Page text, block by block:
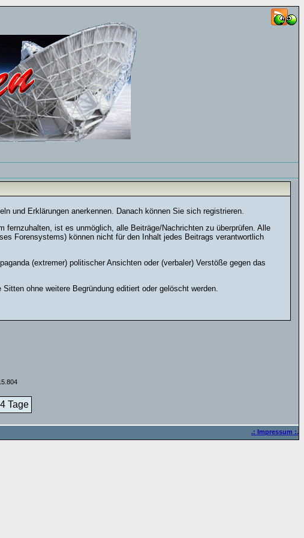
und Erklärungen anerkennen. Danach können Sie sich registrieren.
fernzuhalten, ist es unmöglich, alle Beiträge/Nachrichten zu überprüfen. Alle
Forensystems) können nicht für den Inhalt jedes Beitrags verantwortlich
(extremer) politischer Ansichten oder (verbaler) Verstöße gegen das
ohne weitere Begründung editiert oder gelöscht werden.
Tage
.: Impressum :.